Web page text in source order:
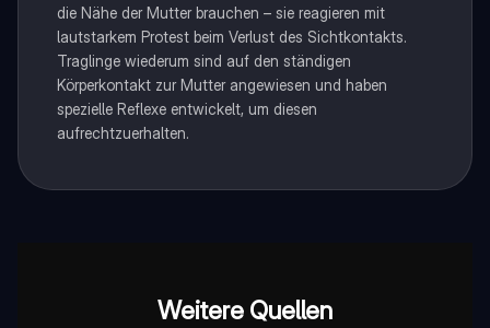
die Nähe der Mutter brauchen – sie reagieren mit
lautstarkem Protest beim Verlust des Sichtkontakts.
Traglinge wiederum sind auf den ständigen
Körperkontakt zur Mutter angewiesen und haben
spezielle Reflexe entwickelt, um diesen
aufrechtzuerhalten.
Weitere Quellen